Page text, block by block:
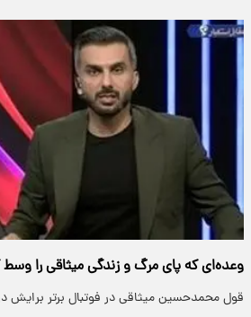
وعده‌ای که پای مرگ و زندگی‌ میثاقی را
قول محمدحسین میثاقی در فوتبال برتر برایش